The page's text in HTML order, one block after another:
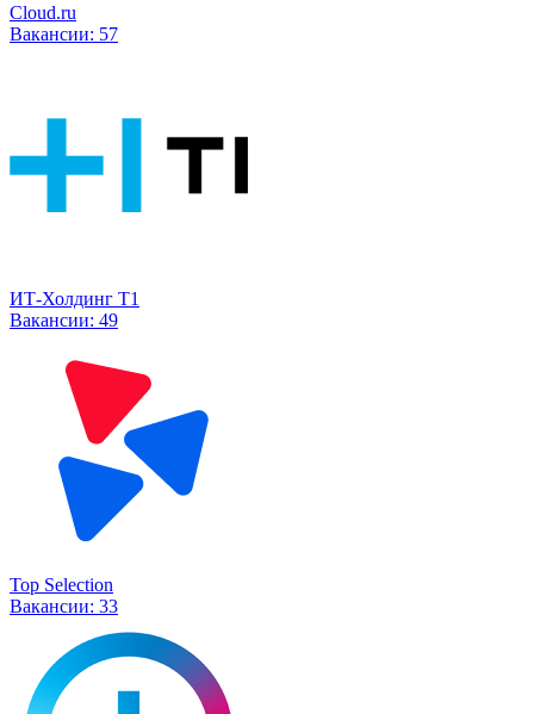
Cloud.ru
Вакансии: 57
ИТ-Холдинг Т1
Вакансии: 49
Top Selection
Вакансии: 33